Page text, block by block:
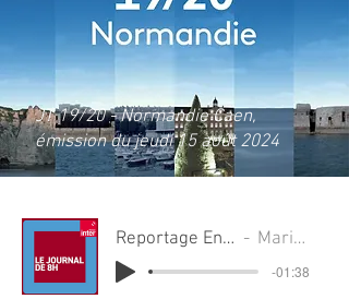
JT 19/20 - Normandie Caen,
émission du jeudi 15 août 2024
Reportage Enjoy! 24/07/2024 Marion Ferrere
-01:38